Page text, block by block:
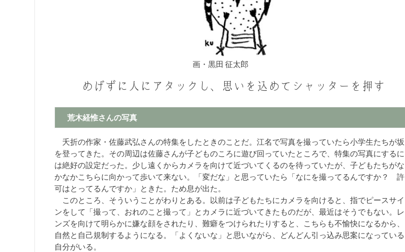
画・黒田 征太郎
めげずに人にアタックし、思いを込めてシャッターを押す
荒木経惟さんの写真
夭折の作家・佐藤武弘さんの特集をしたときのことだ。江名で写真を撮っていたら小学生たちが坂
を登ってきた。その周辺は佐藤さんが子どものころに遊び回っていたところで、特集の写真にするに
は絶好の設定だった。少し遠くからカメラを向けて近づいてくるのを待っていたが、子どもたちがな
かなかこちらに向かって歩いて来ない。「変だな」と思っていたら「なにを撮ってるんですか？ 許
可はとってるんですか」ときた。ため息が出た。
このところ、そういうことがわりとある。以前は子どもたちにカメラを向けると、指でピースサイ
ンをして「撮って、おれのこと撮って」とカメラに近づいてきたものだが、最近はそうでもない。レ
ンズを向けて明らかに嫌な顔をされたり、難癖をつけられたりすると、こちらも不愉快になるから、
自然と自己規制するようになる。「よくないな」と思いながら、どんどん引っ込み思案になっている
自分がいる。